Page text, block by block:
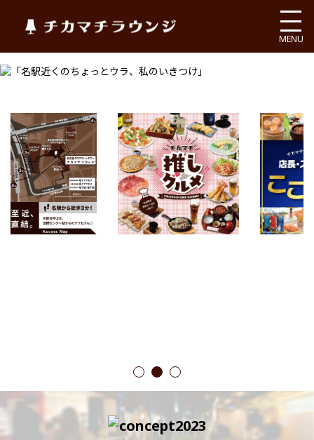
チカマチラウンジ
MENU
1 2 3